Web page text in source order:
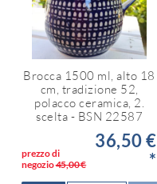
Brocca 1500 ml, alto 18
cm, tradizione 52,
polacco ceramica, 2.
scelta - BSN 22587
prezzo di
negozio45,00 €
36,50 €
*